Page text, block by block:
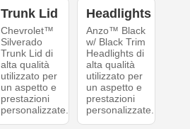
Trunk Lid
Chevrolet™
Silverado
Trunk Lid di
alta qualità
utilizzato per
un aspetto e
prestazioni
personalizzate.
Headlights
Anzo™ Black
w/ Black Trim
Headlights di
alta qualità
utilizzato per
un aspetto e
prestazioni
personalizzate.